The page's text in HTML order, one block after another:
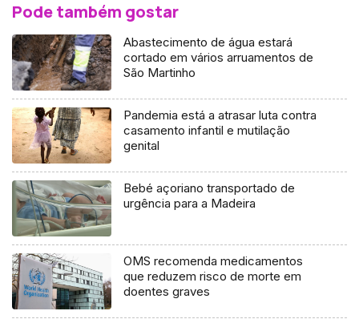
Pode também gostar
Abastecimento de água estará
cortado em vários arruamentos de
São Martinho
Pandemia está a atrasar luta contra
casamento infantil e mutilação
genital
Bebé açoriano transportado de
urgência para a Madeira
OMS recomenda medicamentos
que reduzem risco de morte em
doentes graves